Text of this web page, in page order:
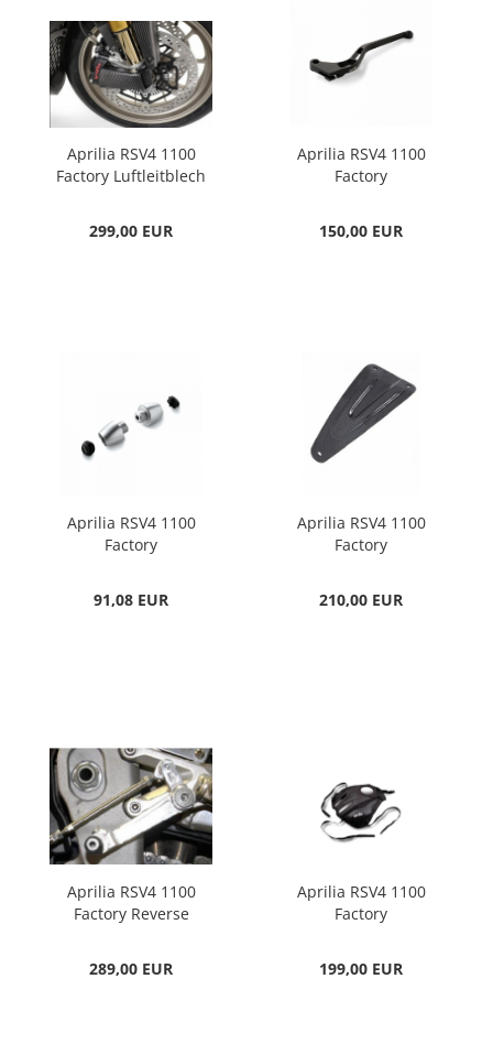
Aprilia RSV4 1100
Factory Luftleitblech
299,00 EUR
Aprilia RSV4 1100
Factory
150,00 EUR
Aprilia RSV4 1100
Factory
91,08 EUR
Aprilia RSV4 1100
Factory
210,00 EUR
Aprilia RSV4 1100
Factory Reverse
289,00 EUR
Aprilia RSV4 1100
Factory
199,00 EUR